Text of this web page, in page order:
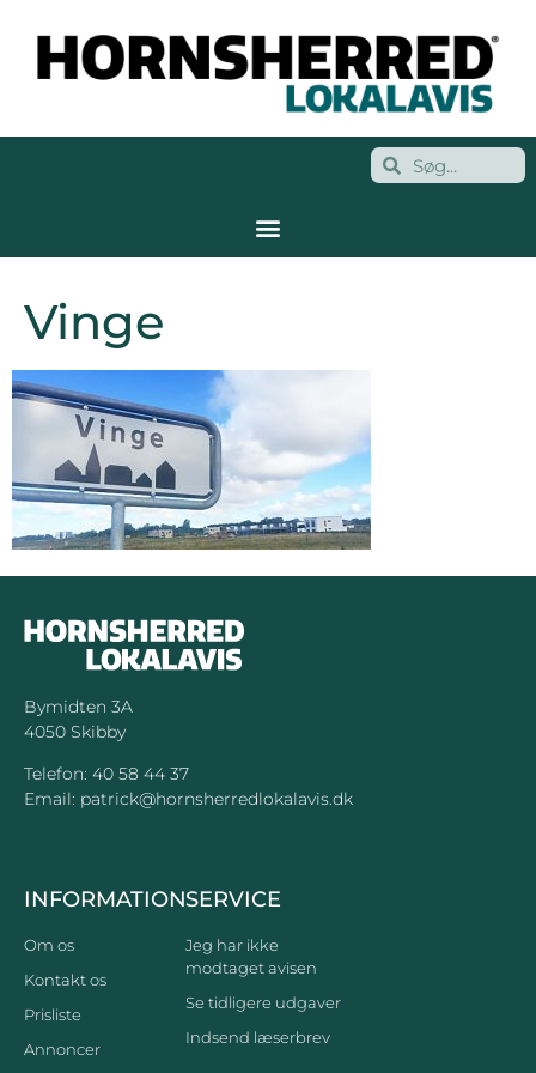
Vinge
Bymidten 3A
4050 Skibby
Telefon: 40 58 44 37
Email: patrick@hornsherredlokalavis.dk
INFORMATION
Om os
Kontakt os
Prisliste
Annoncer
SERVICE
Jeg har ikke
modtaget avisen
Se tidligere udgaver
Indsend læserbrev